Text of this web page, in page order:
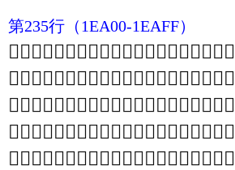
第235行 （1EA00-1EAFF）
𞨊
𞨋
𞨌
𞨍
𞨎
𞨏
𞨐
𞨑
𞨒
𞨓
𞨔
𞨕
𞨖
𞨗
𞨘
𞨙
𞨚
𞨛
𞨜
𞨝
𞨨
𞨩
𞨪
𞨫
𞨬
𞨭
𞨮
𞨯
𞨰
𞨱
𞨲
𞨳
𞨴
𞨵
𞨶
𞨷
𞨸
𞨹
𞨺
𞨻
𞩆
𞩇
𞩈
𞩉
𞩊
𞩋
𞩌
𞩍
𞩎
𞩏
𞩐
𞩑
𞩒
𞩓
𞩔
𞩕
𞩖
𞩗
𞩘
𞩙
𞩤
𞩥
𞩦
𞩧
𞩨
𞩩
𞩪
𞩫
𞩬
𞩭
𞩮
𞩯
𞩰
𞩱
𞩲
𞩳
𞩴
𞩵
𞩶
𞩷
𞪂
𞪃
𞪄
𞪅
𞪆
𞪇
𞪈
𞪉
𞪊
𞪋
𞪌
𞪍
𞪎
𞪏
𞪐
𞪑
𞪒
𞪓
𞪔
𞪕